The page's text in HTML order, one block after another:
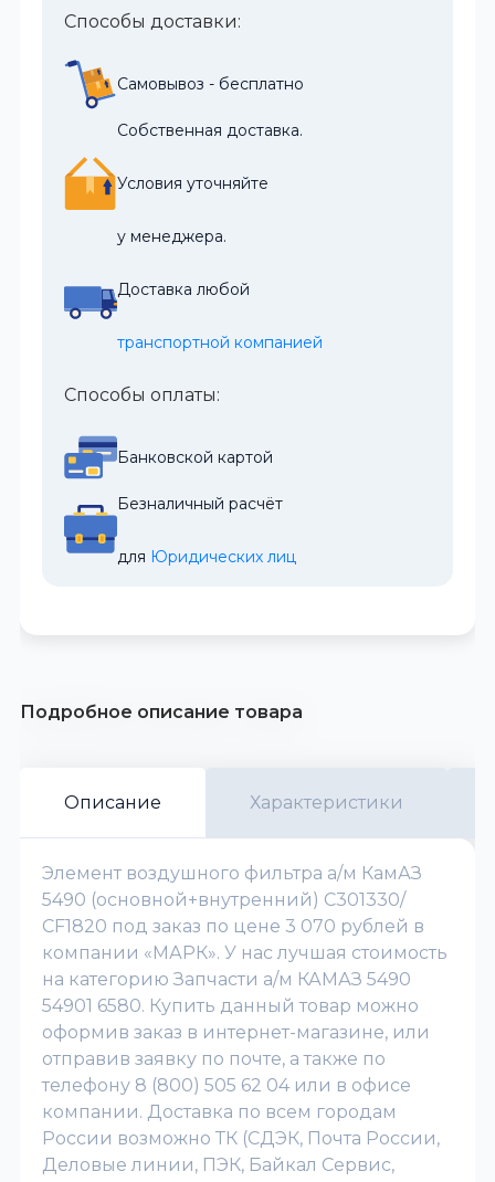
Способы доставки:
Самовывоз - бесплатно
Собственная доставка.
Условия уточняйте
у менеджера.
Доставка любой
транспортной компанией
Способы оплаты:
Банковской картой
Безналичный расчёт
для Юридических лиц
Подробное описание товара
Описание Характеристики
Элемент воздушного фильтра а/м КамАЗ
5490 (основной+внутренний) С301330/
СF1820 под заказ по цене 3 070 рублей в
компании «МАРК». У нас лучшая стоимость
на категорию Запчасти а/м КАМАЗ 5490
54901 6580. Купить данный товар можно
оформив заказ в интернет-магазине, или
отправив заявку по почте, а также по
телефону 8 (800) 505 62 04 или в офисе
компании. Доставка по всем городам
России возможно ТК (СДЭК, Почта России,
Деловые линии, ПЭК, Байкал Сервис,